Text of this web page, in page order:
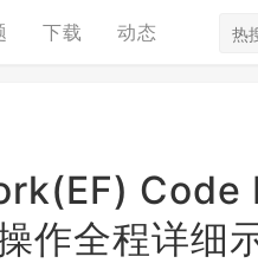
下载 动态
Code
作全程详细